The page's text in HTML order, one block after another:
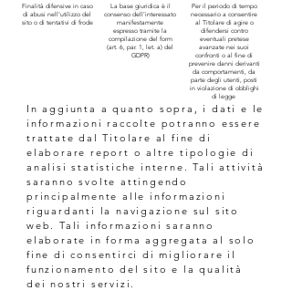
In aggiunta a quanto sopra, i dati e le
informazioni raccolte potranno essere
trattate dal Titolare al fine di
elaborare report o altre tipologie di
analisi statistiche interne. Tali attività
saranno svolte attingendo
principalmente alle informazioni
riguardanti la navigazione sul sito
web. Tali informazioni saranno
elaborate in forma aggregata al solo
fine di consentirci di migliorare il
funzionamento del sito e la qualità
dei nostri servizi.
Finalità difensive in caso
di abusi nell’utilizzo del
sito o di tentativi di frode
La base giuridica è il
consenso dell’interessato
manifestamente
espresso tramite la
compilazione del form
(art. 6, par. 1, let. a) del
GDPR)
Per il periodo di tempo
necessario a consentire
al Titolare di agire o
difendersi contro
eventuali pretese
avanzate nei suoi
confronti o al fine di
prevenire danni derivanti
da comportamenti, da
parte degli utenti, posti
in violazione di obblighi
di legge